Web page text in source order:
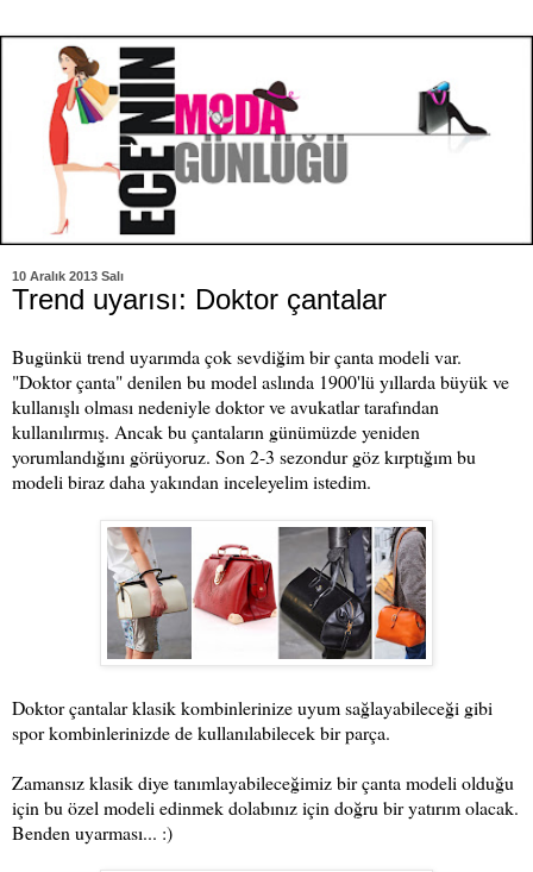
10 Aralık 2013 Salı
Trend uyarısı: Doktor çantalar
Bugünkü trend uyarımda çok sevdiğim bir çanta modeli var.
"Doktor çanta" denilen bu model aslında 1900'lü yıllarda büyük ve
kullanışlı olması nedeniyle doktor ve avukatlar tarafından
kullanılırmış. Ancak bu çantaların günümüzde yeniden
yorumlandığını görüyoruz. Son 2-3 sezondur göz kırptığım bu
modeli biraz daha yakından inceleyelim istedim.
Doktor çantalar klasik kombinlerinize uyum sağlayabileceği gibi
spor kombinlerinizde de kullanılabilecek bir parça.
Zamansız klasik diye tanımlayabileceğimiz bir çanta modeli olduğu
için bu özel modeli edinmek dolabınız için doğru bir yatırım olacak.
Benden uyarması... :)